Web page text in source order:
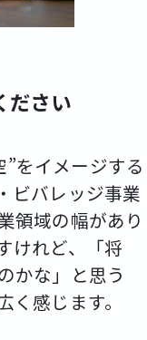
ださい
をイメージする
ビバレッジ事業
領域の幅があり
けれど、「将
かな」と思う
感じます。